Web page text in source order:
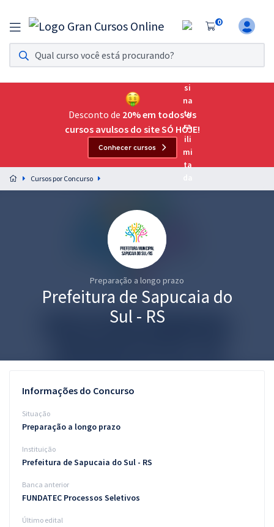
0
Assinatura Ilimitada 11
Acesso a todos os cursos. Teste grátis por 7 dias!
Assinatura OAB Até Passar
Acesso ilimitado a toda preparação para o Exame da
Preparação completa e intensiva para as principais
residências em saúde do Brasil
Conteúdo gratuito
Blog
Desconto de 20% em todos os
cursos avulsos do site SÓ HOJE!
Conhecer cursos
Cursos por Concurso
Preparação a longo prazo
Prefeitura de Sapucaia do
Sul - RS
Informações do Concurso
Situação
Preparação a longo prazo
Instituição
Prefeitura de Sapucaia do Sul - RS
Banca anterior
FUNDATEC Processos Seletivos
Último edital